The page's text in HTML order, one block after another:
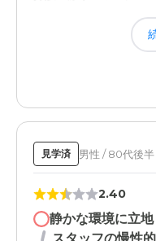
入居者である母親から
おいしくないと聞いて
に見たった程度ではな
見学済 男性 / 80代後半
2.40
静かな環境に立地